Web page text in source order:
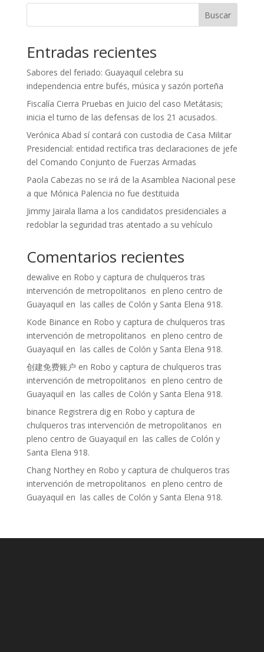
Buscar
Entradas recientes
Sabores del feriado: Guayaquil celebra su
independencia entre bufés, música y sazón porteña
Fiscalía Cierra Pruebas en Juicio del caso Metátasis;
inicia el turno de las defensas de los 21 acusados.
Verónica Abad sí contará con custodia de Casa Militar
Presidencial: entidad rectifica tras declaraciones de jefe
del Comando Conjunto de Fuerzas Armadas
Paola Cabezas no se irá de la Asamblea Nacional pese
a que Mónica Palencia no fue destituida
Jimmy Jairala llama a los candidatos presidenciales a
redoblar la seguridad tras atentado a su vehículo
Comentarios recientes
dewalive en Robo y captura de chulqueros tras
intervención de metropolitanos en pleno centro de
Guayaquil en las calles de Colón y Santa Elena 918.
Kode Binance en Robo y captura de chulqueros tras
intervención de metropolitanos en pleno centro de
Guayaquil en las calles de Colón y Santa Elena 918.
创建免费账户 en Robo y captura de chulqueros tras
intervención de metropolitanos en pleno centro de
Guayaquil en las calles de Colón y Santa Elena 918.
binance Registrera digen Robo y captura de
chulqueros tras intervención de metropolitanos en
pleno centro de Guayaquil en las calles de Colón y
Santa Elena 918.
Chang Northeyen Robo y captura de chulqueros tras
intervención de metropolitanos en pleno centro de
Guayaquil en las calles de Colón y Santa Elena 918.